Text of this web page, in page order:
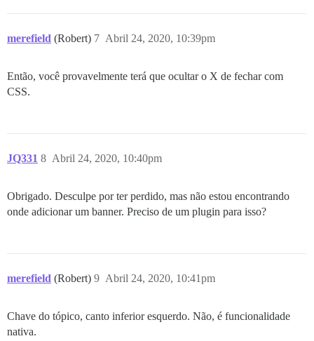
merefield (Robert) Abril 24, 2020, 10:39pm
7
Então, você provavelmente terá que ocultar o X de fechar com
CSS.
JQ331 Abril 24, 2020, 10:40pm
8
Obrigado. Desculpe por ter perdido, mas não estou encontrando
onde adicionar um banner. Preciso de um plugin para isso?
merefield (Robert) Abril 24, 2020, 10:41pm
9
Chave do tópico, canto inferior esquerdo. Não, é funcionalidade
nativa.